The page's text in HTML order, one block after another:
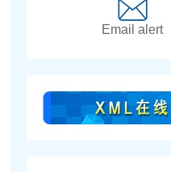
Email alert